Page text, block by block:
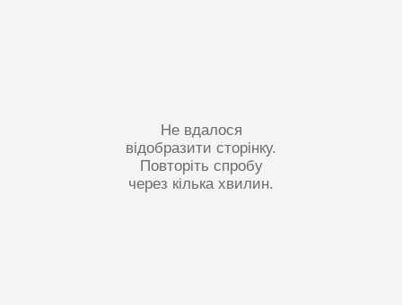
Не вдалося
відобразити сторінку.
Повторіть спробу
через кілька хвилин.